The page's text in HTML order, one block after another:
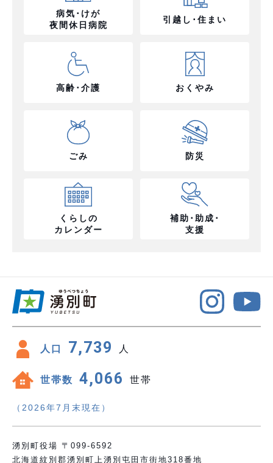
病気･けが
夜間休日病院
引越し･住まい
高齢･介護 おくやみ
ごみ 防災
くらしの
カレンダー
補助･助成･
支援
人口 7,739 人
世帯数 4,066 世帯
（2026年7月末現在）
湧別町役場 〒099-6592
北海道紋別郡湧別町上湧別屯田市街地318番地